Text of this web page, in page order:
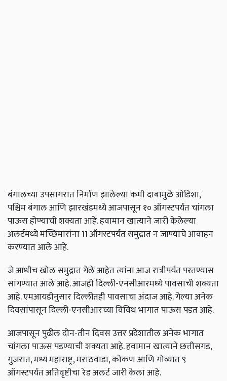
बंगालच्या उपसागरात निर्माण झालेल्या कमी दाबामुळे ओडिशा,
पश्चिम बंगाल आणि झारखंडमध्ये आजपासून १० ऑगस्टपर्यंत चांगला
पाऊस होण्याची शक्यता आहे. हवामान खात्याने जारी केलेल्या
अलर्टमध्ये मच्छिमारांना 11 ऑगस्टपर्यंत समुद्रात न जाण्याचे आवाहन
करण्यात आले आहे.
जे आधीच खोल समुद्रात गेले आहेत त्यांना आज रात्रीपर्यंत परतण्यास
सांगण्यात आले आहे. आजही दिल्ली-एनसीआरमध्ये पावसाची शक्यता
आहे. एमआयडीनुसार दिल्लीतही पावसाचा अंदाज आहे. गेल्या अनेक
दिवसांपासून दिल्ली-एनसीआरच्या विविध भागात पाऊस पडत आहे.
आजपासून पुढील दोन-तीन दिवस उत्तर प्रदेशातील अनेक भागात
चांगला पाऊस पडण्याची शक्यता आहे. हवामान खात्याने छत्तीसगड,
गुजरात, मध्य महाराष्ट्र, मराठवाडा, कोकण आणि गोव्यात ९
ऑगस्टपर्यंत अतिवृष्टीचा रेड अलर्ट जारी केला आहे.